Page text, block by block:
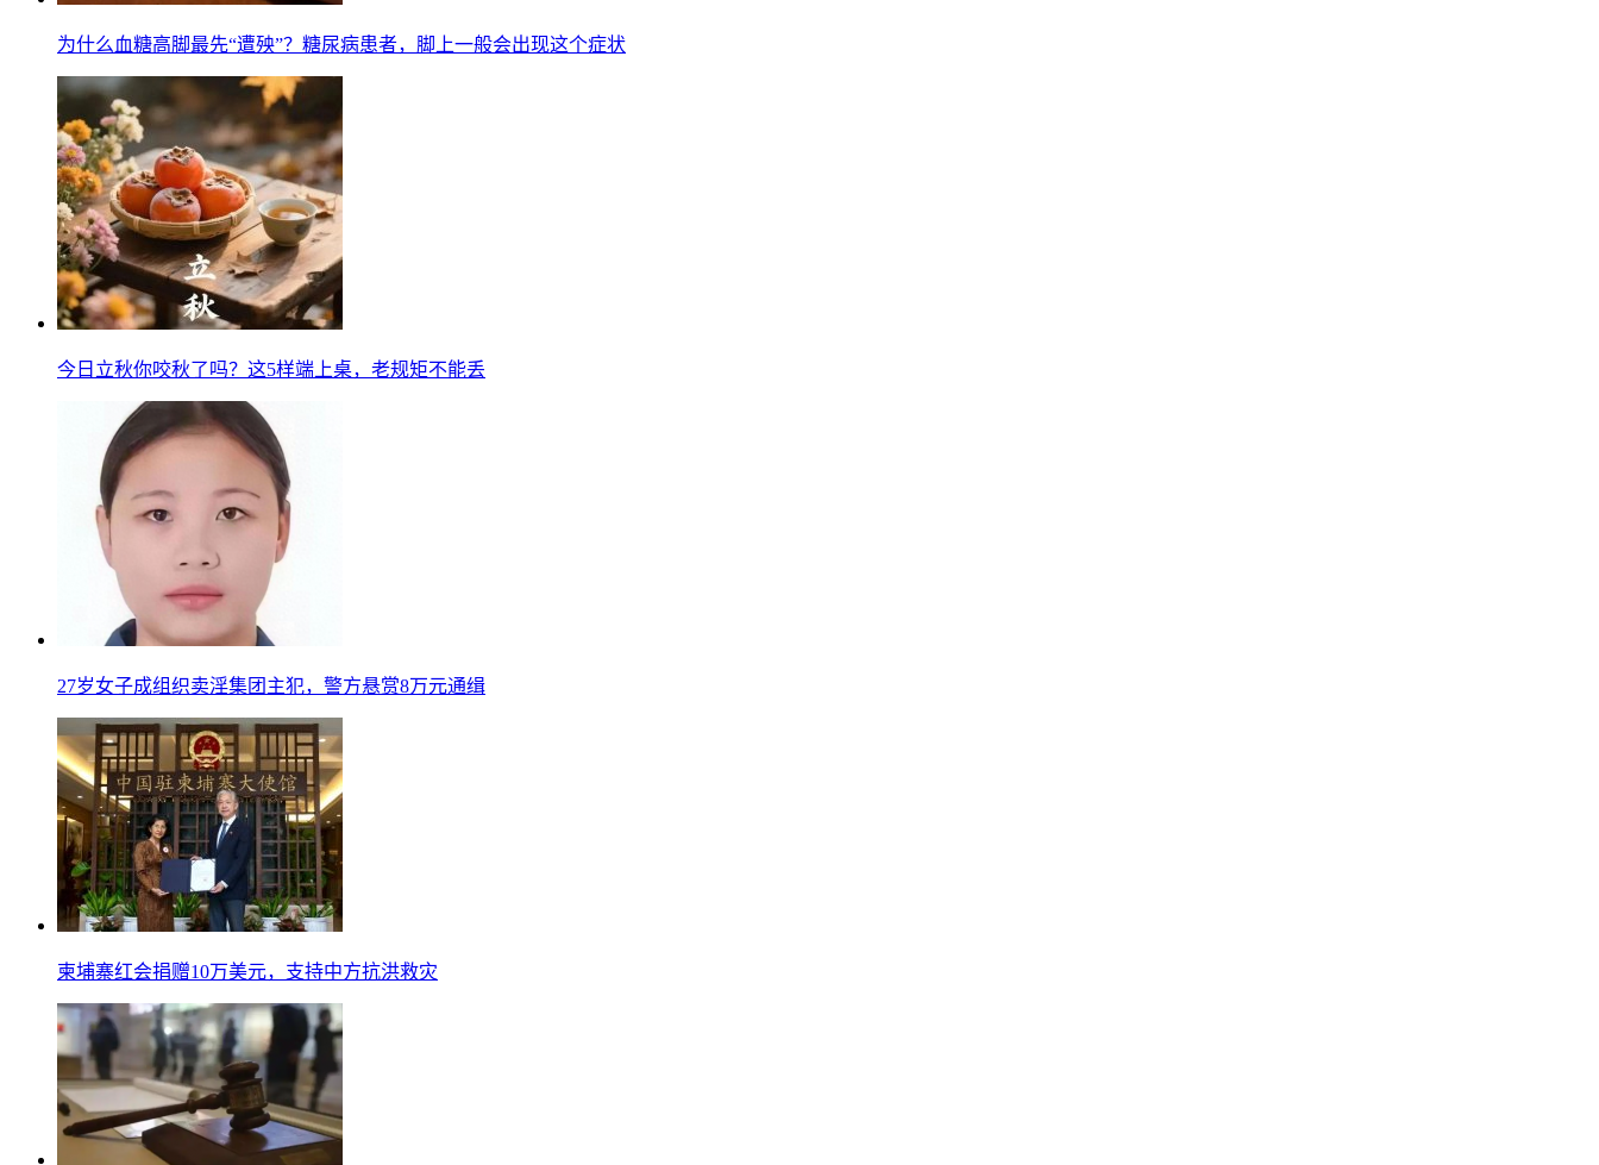
为什么血糖高脚最先“遭殃”？糖尿病患者，脚上一般会出现这个症状
今日立秋你咬秋了吗？这5样端上桌，老规矩不能丢
27岁女子成组织卖淫集团主犯，警方悬赏8万元通缉
柬埔寨红会捐赠10万美元，支持中方抗洪救灾